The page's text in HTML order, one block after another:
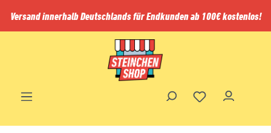
springen
Versand innerhalb Deutschlands für Endkunden ab 100€ kostenlos!